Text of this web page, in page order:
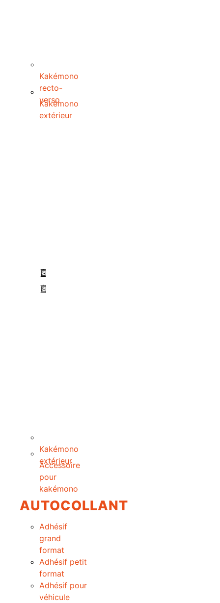
Kakémono
extérieur
Accessoire
pour
kakémono
AUTOCOLLANT
Adhésif
grand
format
Adhésif petit
format
Adhésif pour
véhicule
Kakémono
recto-
verso
Kakémono
extérieur